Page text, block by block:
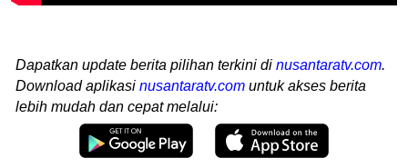
Dapatkan update berita pilihan terkini di nusantaratv.com.
Download aplikasi nusantaratv.com untuk akses berita
lebih mudah dan cepat melalui: